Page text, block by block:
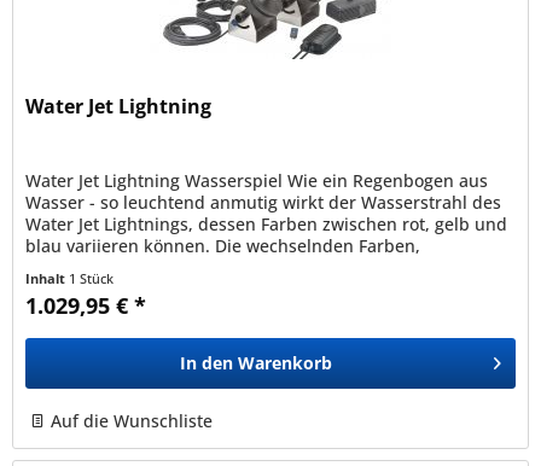
Water Jet Lightning
Water Jet Lightning Wasserspiel Wie ein Regenbogen aus
Wasser - so leuchtend anmutig wirkt der Wasserstrahl des
Water Jet Lightnings, dessen Farben zwischen rot, gelb und
blau variieren können. Die wechselnden Farben,
Inhalt 1 Stück
1.029,95 € *
In den Warenkorb
Auf die Wunschliste